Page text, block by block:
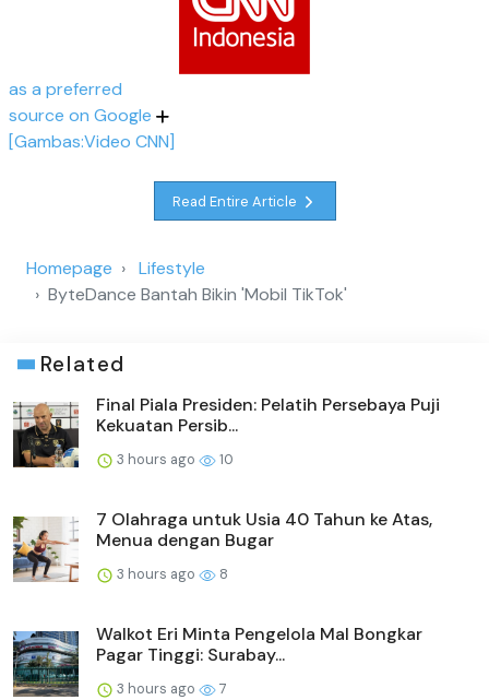
as a preferred
source on Google
[Gambas:Video CNN]
Read Entire Article
Homepage
Lifestyle
ByteDance Bantah Bikin 'Mobil TikTok'
Related
Final Piala Presiden: Pelatih Persebaya Puji
Kekuatan Persib...
3 hours ago 10
7 Olahraga untuk Usia 40 Tahun ke Atas,
Menua dengan Bugar
3 hours ago 8
Walkot Eri Minta Pengelola Mal Bongkar
Pagar Tinggi: Surabay...
3 hours ago 7